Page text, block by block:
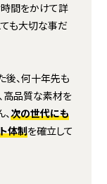
間をかけて詳
ても大切な事だ
後、何十年先も
高品質な素材を
次の世代にも
体制を確立して